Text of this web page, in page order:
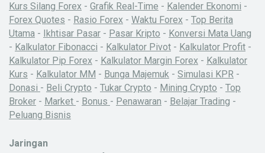
Kurs Silang Forex - Grafik Real-Time - Kalender Ekonomi -
Forex Quotes - Rasio Forex - Waktu Forex - Top Berita
Utama - Ikhtisar Pasar - Pasar Kripto - Konversi Mata Uang
- Kalkulator Fibonacci - Kalkulator Pivot - Kalkulator Profit -
Kalkulator Pip Forex - Kalkulator Margin Forex - Kalkulator
Kurs - Kalkulator MM - Bunga Majemuk - Simulasi KPR -
Donasi - Beli Crypto - Tukar Crypto - Mining Crypto - Top
Broker - Market - Bonus - Penawaran - Belajar Trading -
Peluang Bisnis
Jaringan